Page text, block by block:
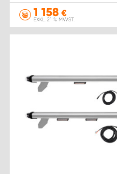
1 158 €
EXKL. 21 % MWST.